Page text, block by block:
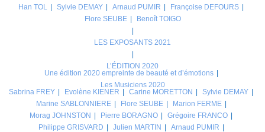
Han TOL
Sylvie DEMAY Arnaud PUMIR
Françoise DEFOURS
Flore SEUBE
Benoît TOIGO
LES EXPOSANTS 2021
L’ÉDITION 2020
Une édition 2020 empreinte de beauté et d’émotions
Les Musiciens 2020
Sabrina FREY
Evolène KIENER Carine MORETTON
Sylvie DEMAY
Marine SABLONNIERE
Flore SEUBE
Marion FERME
Morag JOHNSTON
Pierre BORAGNO
Grégoire FRANCO
Philippe GRISVARD
Julien MARTIN Arnaud PUMIR